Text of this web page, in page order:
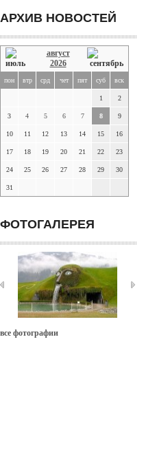
АРХИВ НОВОСТЕЙ
август
2026
пон втр срд чет пят суб вск
1 2
3 4 5 6 7 8 9
10 11 12 13 14 15 16
17 18 19 20 21 22 23
24 25 26 27 28 29 30
31
ФОТОГАЛЕРЕЯ
все фотографии